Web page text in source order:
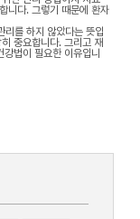
니다. 그렇기 때문에 환자
리를 하지 않았다는 뜻입
중요합니다. 그리고 재
법이 필요한 이유입니